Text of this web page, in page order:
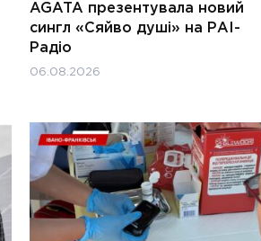
AGATA презентувала новий
сингл «Сяйво душі» на РАІ-
Радіо
06.08.2026